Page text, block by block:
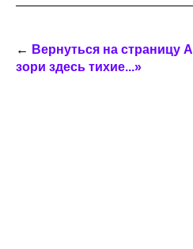
← Вернуться на страницу
зори здесь тихие...»